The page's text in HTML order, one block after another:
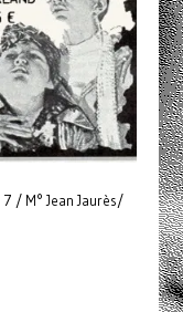
/ M° Jean Jaurès/